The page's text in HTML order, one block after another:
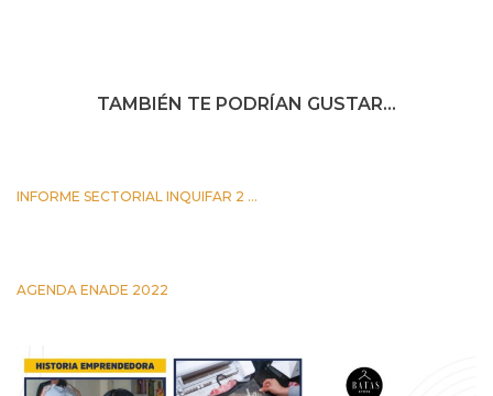
TAMBIÉN TE PODRÍAN GUSTAR...
INFORME SECTORIAL INQUIFAR 2 ...
AGENDA ENADE 2022